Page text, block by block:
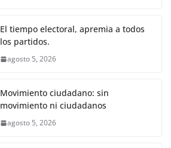
s
A
p
e
n
er
gr p
El tiempo electoral, apremia a todos
los partidos.
agosto 5, 2026
Movimiento ciudadano: sin
movimiento ni ciudadanos
agosto 5, 2026